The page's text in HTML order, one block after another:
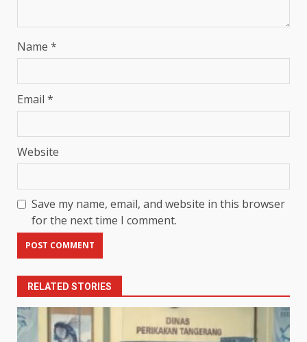
Name *
Email *
Website
Save my name, email, and website in this browser
for the next time I comment.
RELATED STORIES